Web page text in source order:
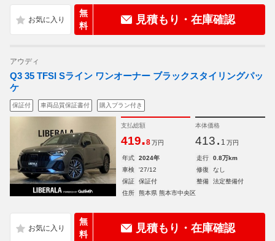
無
料
見積もり・在庫確認
アウディ
Q3 35 TFSI Sライン ワンオーナー ブラックスタイリングパッ
ケ
保証付 車両品質保証書付 購入プラン付き
支払総額
419.8 万円
本体価格
413. 1 万円
年式 2024年 走行
0.8万km
車検
'27/12 修復
なし
保証
保証付 整備
法定整備付
住所
熊本県 熊本市中央区
無
料
見積もり・在庫確認